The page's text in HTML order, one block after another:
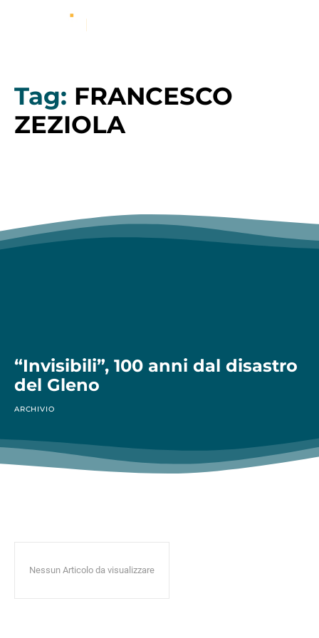
Tag: FRANCESCO
ZEZIOLA
“Invisibili”, 100 anni dal disastro
del Gleno
ARCHIVIO
Nessun Articolo da visualizzare